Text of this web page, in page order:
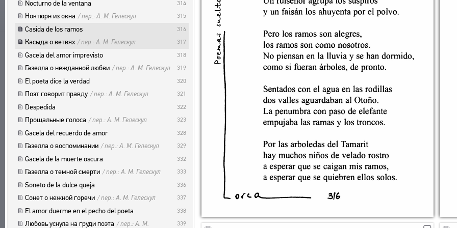
5
7
8
9
11
12
13
14
16
17
18
20
22
314
Nocturno de la ventana
315
Ноктюрн из окна / пер.: А. М. Гелескул
316
Casida de los ramos
317
Касыда о ветвях / пер.: А. М. Гелескул
318
Gacela del amor imprevisto
319
Газелла о нежданной любви / пер.: А. М. Гелескул
320
El poeta dice la verdad
321
Поэт говорит правду / пер.: А. М. Гелескул
322
Despedida
323
Прощальные голоса / пер.: А. М. Гелескул
328
Gacela del recuerdo de amor
329
Газелла о воспоминании / пер.: А. М. Гелескул
332
Gacela de la muerte oscura
333
Газелла о темной смерти / пер.: А. М. Гелескул
336
Soneto de la dulce queja
337
Сонет о нежной горечи / пер.: А. М. Гелескул
338
El amor duerme en el pecho del poeta
339
Любовь уснула на груди поэта / пер.: А. М.
316
PUBLICACIONES BIBLIOGRÁFICAS
EDITORES
OBRAS
EDICIONES
SUBSISTEMAS
CORPUS
BIBLIOTECA
ENCICLOPEDIA
FUNCIONALIDAD
INDICES
BUSQUEDA
ENLACES
CREADORES
ACUERDO DEL USUARIO
MARCADORES